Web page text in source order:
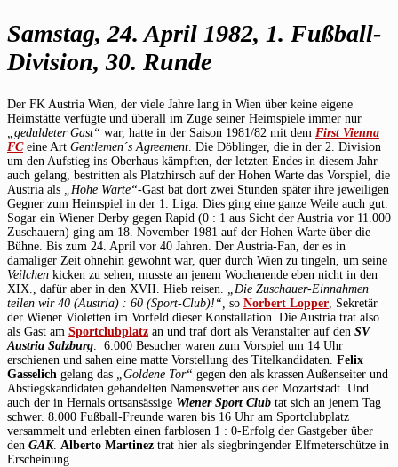
Samstag, 24. April 1982, 1. Fußball-
Division, 30. Runde
Der FK Austria Wien, der viele Jahre lang in Wien über keine eigene
Heimstätte verfügte und überall im Zuge seiner Heimspiele immer nur
„geduldeter Gast“ war, hatte in der Saison 1981/82 mit dem First Vienna
FCeine Art Gentlemen´s Agreement . Die Döblinger, die in der 2. Division
um den Aufstieg ins Oberhaus kämpften, der letzten Endes in diesem Jahr
auch gelang, bestritten als Platzhirsch auf der Hohen Warte das Vorspiel, die
Austria als
„Hohe Warte“-Gast bat dort zwei Stunden später ihre jeweiligen
Gegner zum Heimspiel in der 1. Liga. Dies ging eine ganze Weile auch gut.
Sogar ein Wiener Derby gegen Rapid (0 : 1 aus Sicht der Austria vor 11.000
Zuschauern) ging am 18. November 1981 auf der Hohen Warte über die
Bühne. Bis zum 24. April vor 40 Jahren. Der Austria-Fan, der es in
damaliger Zeit ohnehin gewohnt war, quer durch Wien zu tingeln, um seine
Veilchen kicken zu sehen, musste an jenem Wochenende eben nicht in den
XIX., dafür aber in den XVII. Hieb reisen.
„Die Zuschauer-Einnahmen
teilen wir 40 (Austria) : 60 (Sport-Club)!“, so Norbert Lopper , Sekretär
der Wiener Violetten im Vorfeld dieser Konstallation. Die Austria trat also
als Gast am Sportclubplatz an und traf dort als Veranstalter auf den SV
Austria Salzburg . 6.000 Besucher waren zum Vorspiel um 14 Uhr
erschienen und sahen eine matte Vorstellung des Titelkandidaten. Felix
Gasselich gelang das „Goldene Tor“ gegen den als krassen Außenseiter und
Abstiegskandidaten gehandelten Namensvetter aus der Mozartstadt. Und
auch der in Hernals ortsansässige Wiener Sport Club tat sich an jenem Tag
schwer. 8.000 Fußball-Freunde waren bis 16 Uhr am Sportclubplatz
versammelt und erlebten einen farblosen 1 : 0-Erfolg der Gastgeber über
den GAK. Alberto Martinez trat hier als siegbringender Elfmeterschütze in
Erscheinung.